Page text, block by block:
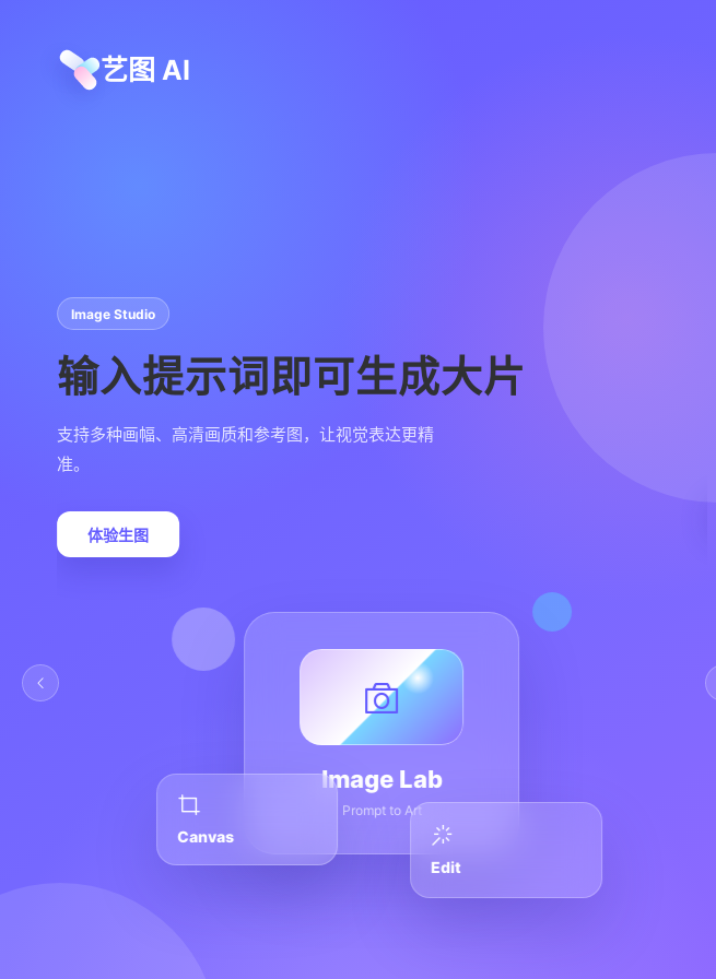
艺图 AI
Image Studio
输入提示词即可生成大片
支持多种画幅、高清画质和参考图，让视觉表达更精
准。
体验生图
Image Lab
Prompt to Art
Edit
Canvas